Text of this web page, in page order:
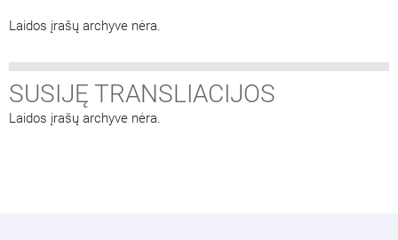
Laidos įrašų archyve nėra.
SUSIJĘ TRANSLIACIJOS
Laidos įrašų archyve nėra.